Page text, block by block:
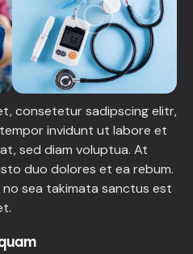
consetetur sadipscing elitr,
invidunt ut labore et
sed diam voluptua. At
duo dolores et ea rebum.
sea takimata sanctus est